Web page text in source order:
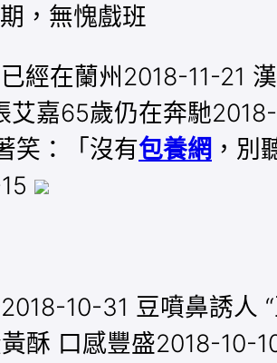
，無愧戲班
經在蘭州2018-11-21
嘉65歲仍在奔馳
笑：「沒有包養網 ，別
10-31 豆噴鼻誘人
酥 口感豐盛2018-10-